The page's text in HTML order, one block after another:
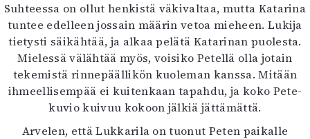
Suhteessa on ollut henkistä väkivaltaa, mutta Katarina
tuntee edelleen jossain määrin vetoa mieheen. Lukija
tietysti säikähtää, ja alkaa pelätä Katarinan puolesta.
Mielessä välähtää myös, voisiko Petellä olla jotain
tekemistä rinnepäällikön kuoleman kanssa. Mitään
ihmeellisempää ei kuitenkaan tapahdu, ja koko Pete-
kuvio kuivuu kokoon jälkiä jättämättä.
Arvelen, että Lukkarila on tuonut Peten paikalle